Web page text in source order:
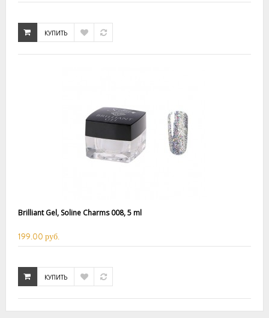
КУПИТЬ
Brilliant Gel, Soline Charms 008, 5 ml
199.00 руб.
КУПИТЬ